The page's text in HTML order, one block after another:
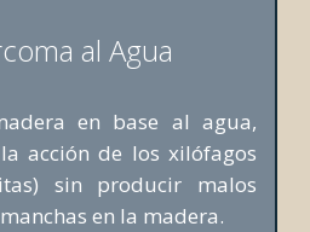
al Agua
en base al agua,
acción de los xilófagos
sin producir malos
en la madera.